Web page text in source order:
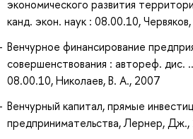
экономического развития
канд. экон. наук : 08.00.10,
Венчурное финансирование
совершенствования : автореф. дис.
08.00.10, Николаев, В. А., 2007
Венчурный капитал, прямые
предпринимательства, Лернер, Дж.,